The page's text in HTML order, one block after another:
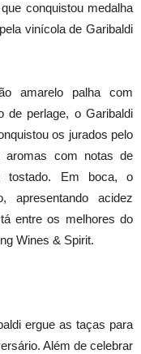
conquistou medalha
vinícola de Garibaldi
amarelo palha com
de perlage, o Garibaldi
os jurados pelo
aromas com notas de
tostado. Em boca, o
apresentando acidez
entre os melhores do
Wines & Spirit.
ergue as taças para
Além de celebrar